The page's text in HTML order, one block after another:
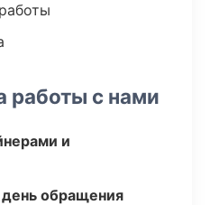
работы с нами
и
обращения